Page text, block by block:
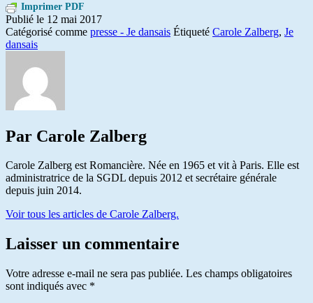
Imprimer PDF
Publié le 12 mai 2017
Catégorisé comme presse - Je dansais Étiqueté Carole Zalberg, Je
dansais
Par Carole Zalberg
Carole Zalberg est Romancière. Née en 1965 et vit à Paris. Elle est
administratrice de la SGDL depuis 2012 et secrétaire générale
depuis juin 2014.
Voir tous les articles de Carole Zalberg.
Laisser un commentaire
Votre adresse e-mail ne sera pas publiée. Les champs obligatoires
sont indiqués avec *